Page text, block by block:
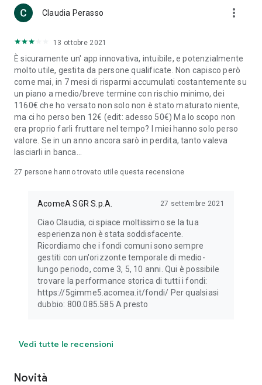
Claudia Perasso more_vert
13 ottobre 2021
È sicuramente un' app innovativa, intuibile, e potenzialmente
molto utile, gestita da persone qualificate. Non capisco però
come mai, in 7 mesi di risparmi accumulati costantemente su
un piano a medio/breve termine con rischio minimo, dei
1160€ che ho versato non solo non è stato maturato niente,
ma ci ho perso ben 12€ (edit: adesso 50€) Ma lo scopo non
era proprio farli fruttare nel tempo? I miei hanno solo perso
valore. Se in un anno ancora sarò in perdita, tanto valeva
lasciarli in banca...
27 persone hanno trovato utile questa recensione
AcomeA SGR S.p.A. 27 settembre 2021
Ciao Claudia, ci spiace moltissimo se la tua
esperienza non è stata soddisfacente.
Ricordiamo che i fondi comuni sono sempre
gestiti con un'orizzonte temporale di medio-
lungo periodo, come 3, 5, 10 anni. Qui è possibile
trovare la performance storica di tutti i fondi:
https://5gimme5.acomea.it/fondi/ Per qualsiasi
dubbio: 800.085.585 A presto
Vedi tutte le recensioni
Novità